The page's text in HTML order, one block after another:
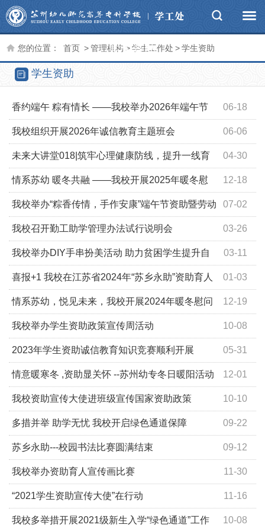
学生资助
您的位置： 首页 >管理机构 >学生工作处 >学生资助
学生资助
06-18
香约端午 粽有情长 ——我校举办2026年端午节
资助育人暨关心下一代主题活动 06-06
我校组织开展2026年诚信教育主题班会
04-30
未来大讲堂018|筑牢心理健康防线，提升一线育
人能力 12-18
情系苏幼 暖冬共融 ——我校开展2025年暖冬慰
问暨发展型资助育人活动 07-02
我校举办“粽香传情，手作安康”端午节资助暨劳动
育人活动 03-26
我校召开勤工助学管理办法试行说明会
03-11
我校举办DIY手串扮美活动 助力贫困学生提升自
信 01-03
喜报+1 我校在江苏省2024年“苏乡永助”资助育人
主题活动中获佳绩 12-19
情系苏幼，悦见未来，我校开展2024年暖冬慰问
暨发展型资助育人活动 10-08
我校举办学生资助政策宣传周活动
05-31
2023年学生资助诚信教育知识竞赛顺利开展
12-01
情意暖寒冬 ,资助显关怀 --苏州幼专冬日暖阳活动
10-10
我校资助宣传大使进班级宣传国家资助政策
09-22
多措并举 助学无忧 我校开启绿色通道保障
09-12
苏乡永助---校园书法比赛圆满结束
11-30
我校举办资助育人宣传画比赛
11-16
“2021学生资助宣传大使”在行动
10-08
我校多举措开展2021级新生入学“绿色通道”工作